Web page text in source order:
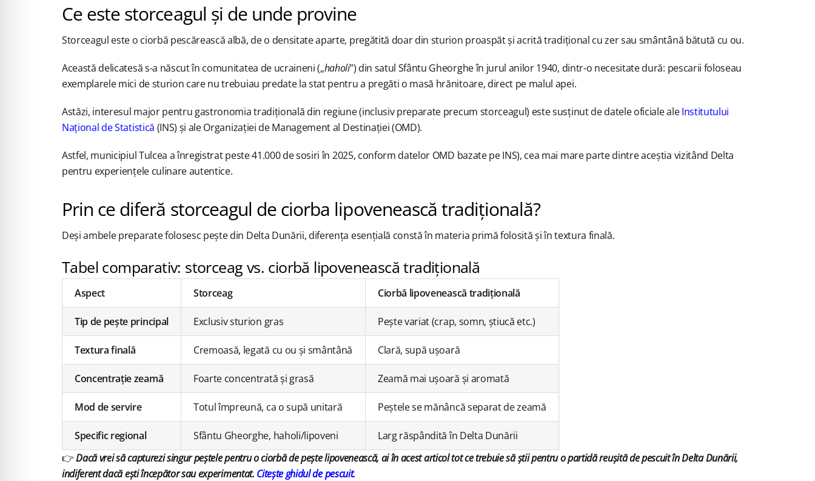
Ce este storceagul și de unde provine
Storceagul este o ciorbă pescărească albă, de o densitate aparte, pregătită doar din sturion proaspăt și acrită tradițional cu zer sau smântână bătută cu ou.
Această delicatesă s-a născut în comunitatea de ucraineni („haholi”) din satul Sfântu Gheorghe în jurul anilor 1940, dintr-o necesitate dură: pescarii foloseau
exemplarele mici de sturion care nu trebuiau predate la stat pentru a pregăti o masă hrănitoare, direct pe malul apei.
Astăzi, interesul major pentru gastronomia tradițională din regiune (inclusiv preparate precum storceagul) este susținut de datele oficiale aleInstitutului
Național de Statistică (INS) și ale Organizației de Management al Destinației (OMD).
Astfel, municipiul Tulcea a înregistrat peste 41.000 de sosiri în 2025, conform datelor OMD bazate pe INS), cea mai mare parte dintre aceștia vizitând Delta
pentru experiențele culinare autentice.
Prin ce diferă storceagul de ciorba lipovenească tradițională?
Deși ambele preparate folosesc pește din Delta Dunării, diferența esențială constă în materia primă folosită și în textura finală.
Tabel comparativ: storceag vs. ciorbă lipovenească tradițională
Aspect Storceag Ciorbă lipovenească tradițională
Tip de pește principal Exclusiv sturion gras Pește variat (crap, somn, știucă etc.)
Textura finală Cremoasă, legată cu ou și smântână Clară, supă ușoară
Concentrație zeamă Foarte concentrată și grasă Zeamă mai ușoară și aromată
Mod de servire Totul împreună, ca o supă unitară Peștele se mănâncă separat de zeamă
Specific regional Sfântu Gheorghe, haholi/lipoveni
Larg răspândită în Delta Dunării
👉Dacă vrei să capturezi singur peștele pentru o ciorbă de pește lipovenească, ai în acest articol tot ce trebuie să știi pentru o partidă reușită de pescuit în Delta Dunării,
indiferent dacă ești începător sau experimentat. Citește ghidul de pescuit.